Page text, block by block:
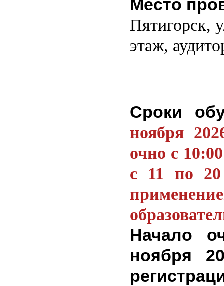
Место
Пятигорск,
этаж,
Сроки
ноября
очно с
с 11 по
Начало
ноября